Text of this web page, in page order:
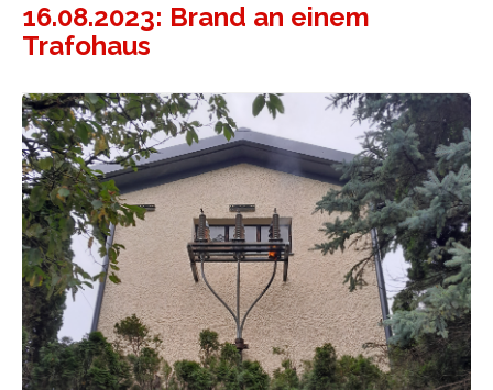
16.08.2023: Brand an einem
Trafohaus